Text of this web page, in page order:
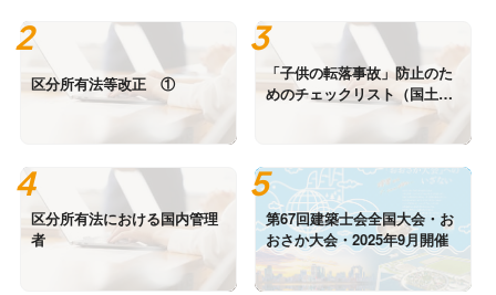
区分所有法等改正 ①
「子供の転落事故」防止のた
めのチェックリスト（国土交
区分所有法における国内管理
者
第67回建築士会全国大会・お
おさか大会・2025年9月開催